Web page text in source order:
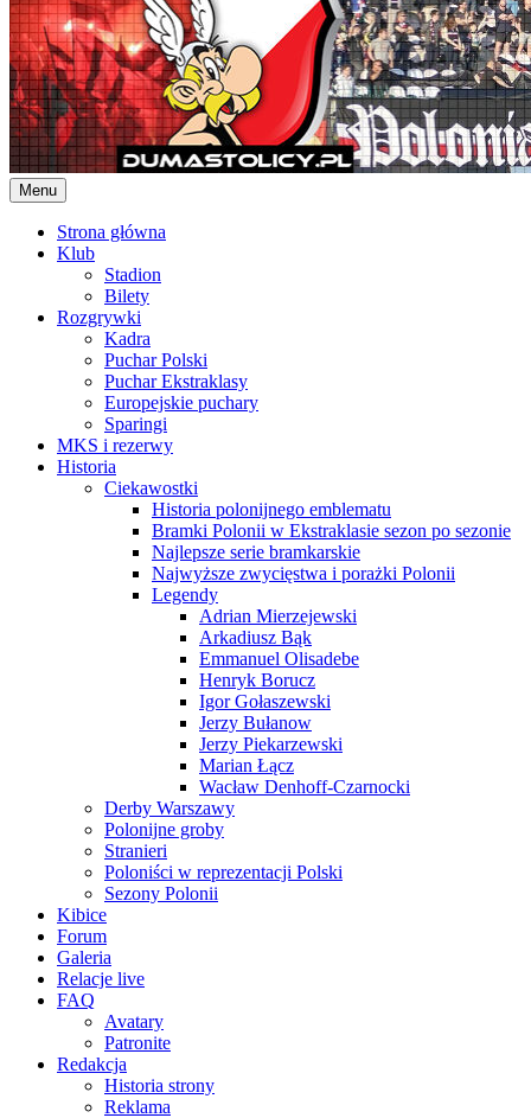
Menu
Strona główna
Klub
Stadion
Bilety
Rozgrywki
Kadra
Puchar Polski
Puchar Ekstraklasy
Europejskie puchary
Sparingi
MKS i rezerwy
Historia
Ciekawostki
Historia polonijnego emblematu
Bramki Polonii w Ekstraklasie sezon po sezonie
Najlepsze serie bramkarskie
Najwyższe zwycięstwa i porażki Polonii
Legendy
Adrian Mierzejewski
Arkadiusz Bąk
Emmanuel Olisadebe
Henryk Borucz
Igor Gołaszewski
Jerzy Bułanow
Jerzy Piekarzewski
Marian Łącz
Wacław Denhoff-Czarnocki
Derby Warszawy
Polonijne groby
Stranieri
Poloniści w reprezentacji Polski
Sezony Polonii
Kibice
Forum
Galeria
Relacje live
FAQ
Avatary
Patronite
Redakcja
Historia strony
Reklama